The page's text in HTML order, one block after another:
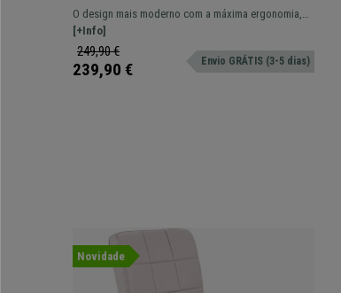
Estrutura Resistente, Design
Moderno, Em Preto
O design mais moderno com a máxima ergonomia,
produto 100% exclusivo! Não perca a sua
oportunidade.
[+Info]
249,90 €
239,90 € Envio GRÁTIS (3-5 dias)
Novidade